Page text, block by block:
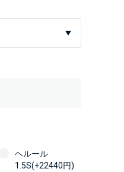
ヘルール
1.5S(+22440円)